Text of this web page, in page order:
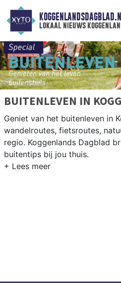
lokaal nieuws
BUITENLEVEN IN
Geniet van het buitenleven in
wandelroutes, fietsroutes,
regio. Koggenlands Dagblad
buitentips bij jou thuis.